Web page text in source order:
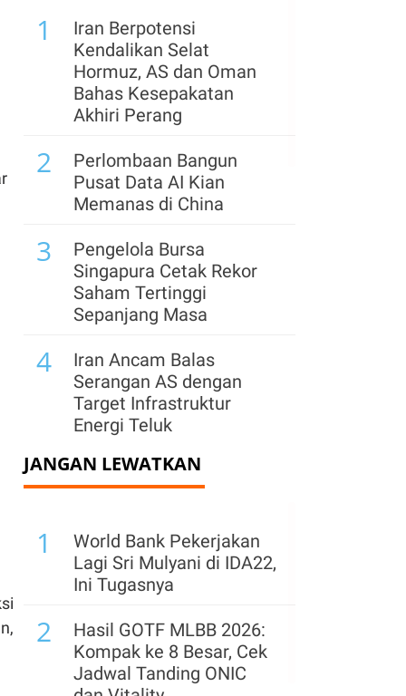
1
Iran Berpotensi
Kendalikan Selat
Hormuz, AS dan Oman
Bahas Kesepakatan
Akhiri Perang
2
Perlombaan Bangun
Pusat Data AI Kian
Memanas di China
3
Pengelola Bursa
Singapura Cetak Rekor
Saham Tertinggi
Sepanjang Masa
4
Iran Ancam Balas
Serangan AS dengan
Target Infrastruktur
Energi Teluk
5
AS Kembalikan US$100
Miliar Tarif Impor yang
Agung
Serangan Houthi
Membuat Lalu Lintas
Selat Hormuz dan Bab
el-Mandeb Anjlok Drastis
ConocoPhillips
JANGAN LEWATKAN
1
World Bank Pekerjakan
Lagi Sri Mulyani di IDA22,
Ini Tugasnya
2
Hasil GOTF MLBB 2026:
Kompak ke 8 Besar, Cek
Jadwal Tanding ONIC